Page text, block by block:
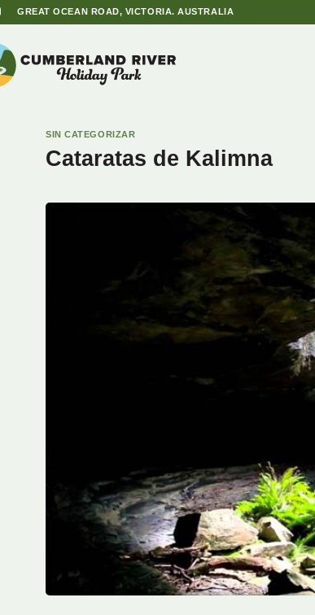
GREAT OCEAN ROAD, VICTORIA. AUSTRALIA
SIN CATEGORIZAR
Cataratas de Kalimna